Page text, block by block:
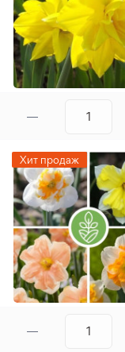
Хит продаж